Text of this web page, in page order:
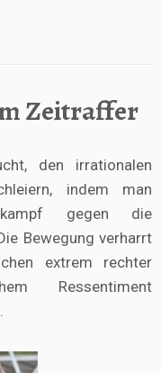
Zeitraffer
den irrationalen
indem man
gegen die
Bewegung verharrt
extrem rechter
Ressentiment